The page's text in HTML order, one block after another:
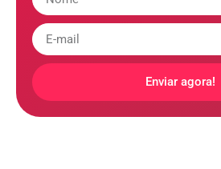
Enviar agora!